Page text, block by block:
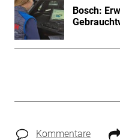
Bosch:
Kommentare